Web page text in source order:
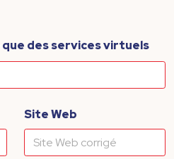
que des services virtuels
Site Web